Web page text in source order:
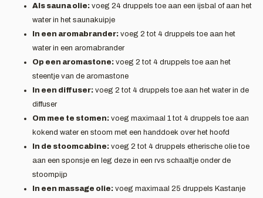
Als sauna olie: voeg 24 druppels toe aan een ijsbal of aan het
water in het saunakuipje
In een aromabrander: voeg 2 tot 4 druppels toe aan het
water in een aromabrander
Op een aromastone: voeg 2 tot 4 druppels toe aan het
steentje van de aromastone
In een diffuser: voeg 2 tot 4 druppels toe aan het water in de
diffuser
Om mee te stomen: voeg maximaal 1 tot 4 druppels toe aan
kokend water en stoom met een handdoek over het hoofd
In de stoomcabine: voeg 2 tot 4 druppels etherische olie toe
aan een sponsje en leg deze in een rvs schaaltje onder de
stoompijp
In een massage olie: voeg maximaal 25 druppels Kastanje